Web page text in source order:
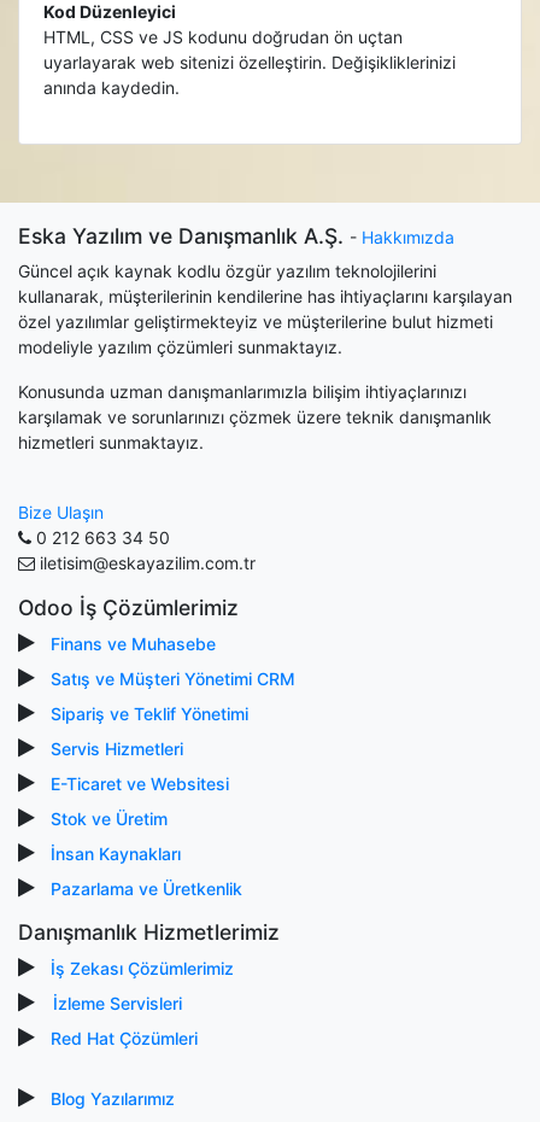
Kod Düzenleyici
HTML, CSS ve JS kodunu doğrudan ön uçtan
uyarlayarak web sitenizi özelleştirin. Değişikliklerinizi
anında kaydedin.
Eska Yazılım ve Danışmanlık A.Ş. - Hakkımızda
Güncel açık kaynak kodlu özgür yazılım teknolojilerini
kullanarak, müşterilerinin kendilerine has ihtiyaçlarını karşılayan
özel yazılımlar geliştirmekteyiz ve müşterilerine bulut hizmeti
modeliyle yazılım çözümleri sunmaktayız.
Konusunda uzman danışmanlarımızla bilişim ihtiyaçlarınızı
karşılamak ve sorunlarınızı çözmek üzere teknik danışmanlık
hizmetleri sunmaktayız.
Bize Ulaşın
0 212 663 34 50
iletisim@eskayazilim.com.tr
Odoo İş Çözümlerimiz
Finans ve Muhasebe
Satış ve Müşteri Yönetimi CRM
Sipariş ve Teklif Yönetimi
Servis Hizmetleri
E-Ticaret ve Websitesi
Stok ve Üretim
İnsan Kaynakları
Pazarlama ve Üretkenlik
Danışmanlık Hizmetlerimiz
İş Zekası Çözümlerimiz
İzleme Servisleri
Red Hat Çözümleri
Blog Yazılarımız